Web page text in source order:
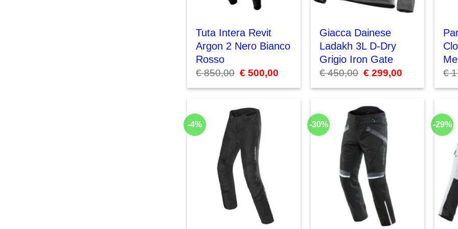
Tuta Intera Revit
Argon 2 Nero Bianco
Rosso
€850,00
Il
prezzo
€ 500,00Il
Giacca Dainese
Ladakh 3L D-Dry
Grigio Iron Gate
€450,00
Il
prezzo
€ 299,00Il
€
-4% -30% -29%